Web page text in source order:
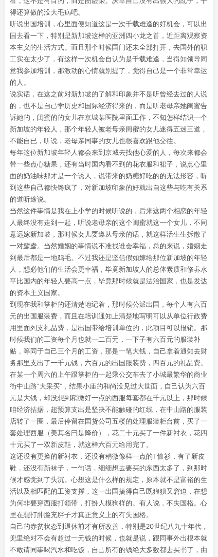
得还算做的没大毛病吧。
听说出国培训，心里面便知道这是一次千载难逢的好机会，可以出
国去看一下，特别是新加坡这样的亚洲四小龙之首，近距离观察资
本主义的生活方式。而且那个时候国门还未全部打开，去国外的职
工实在太少了，有这样一次机会自认为是千载难逢，当得知领导同
意我参加培训，那激动的心情就别提了，觉得自己是一个非常幸运
的人。
说实话，在这之前对新加坡的了解和印象并不是听曾经去过的人说
的，也不是自己学历史和国际经济得来的，而是听老母亲她闺蜜告
诉她的，闺蜜的的女儿在京城某医院里面工作，不知怎样结识一个
新加坡的年轻人，那个年轻人被老母亲闺蜜的女儿迷得五迷三道，
不能自已，听说，老母亲同事的女儿也很喜欢跟他交往。
每年这位新加坡年轻人都会来到京城去找他心爱的人，每次来都会
带一些点心糖果，还有当时国内看不到的花衣服和裙子，说点心里
面的奶油味那才是一个诱人，说带来的奶糖好吃的的无法形容，听
到这些自己都快馋疯了，对新加坡印象的好就出自这些与吃有关系
的道听途说。
当然这件事情是我在上小学的时候听说的，后来这两个相恋的年轻
人最终没有走到一起，听说老母亲的这个闺蜜就这一个女儿，不同
意远嫁新加坡，那时候女儿要遵从母亲的话，就这样活生生拆散了
一对鸳鸯。当然婚姻的事情说不准找谁会幸福，总的来说，婚姻走
到最后都是一地鸡毛。不过我还是坚信假如嫁给那位新加坡的年轻
人，想必他们的生活会更幸福，毕竟新加坡人的总体素质和修养水
平比国内的年轻人要高一点，毕竟那时候就是法治国家，也是发达
的资本主义国家。
到现在我和掌柜的还清楚地记着，那时候公派出国，每个人有六百
元的出国服装费，而且在培训通知上清楚地写明可以从单位行政费
用里面列支礼品费，是出国带给培训单位的，此项目可以报销。那
时候我们的工资每个月也就一二百元，一下子有六百元的服装补
贴，等同于自己三个月的工资，那是一笔大钱，自己拿着通知去财
务那里支出了一千元钱，六百元的出国服装费，四百元的礼品费。
在某一个周六的上午跟掌柜的一起乘公交车去了小城最繁华的商业
街中山路“大采买”，结果小庙的和尚没见过大世面，自己认为六百
元是大钱，却没想到稍微好一点的西服每套都在千元以上，那时候
咱经济拮据，超预算支出是坚决不能触碰的红线，在中山路的服装
店转了一圈，最后停留在国货公司五楼的处理服装柜台前，买了一
套处理西服（美其名曰是降价），花二十元买了一件新衬衣，花四
十元买了一双新皮鞋，就这样六百元给用完了。
这还没有更换的新衬衣，还没有稍微像样一点的T恤衫，有了新皮
鞋，还没有新袜子，一句话，细细想去要买的东西太多了，到那时
候才感觉到了头沉。心想这是什么样的规定，原本就不是富裕的生
活以及相匹配的工资支撑，这一出国搞得自己既狼狈又窘迫，在想
为何非要穿西服打领带，打扮人模狗样的。有人说，不失国格。心
里在想打肿脸充胖子才真正意义上的有失国格。
自己的赤贫状态到退休前才有所改善，特别是20世纪八九十年代，
兜里绝对不会有超过一元钱的时候，也就是说，跟同事外出根本就
不敢请同事喝汽水和吃饭，自己所有的钱绝大多数都去买书了，由